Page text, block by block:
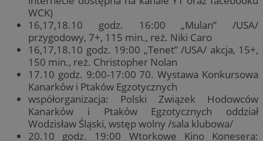
WCK)
16,17,18.10 godz. 16:00 „Mulan” /USA/
przygodowy, 7+, 115 min., reż. Niki Caro
16,17,18.10 godz. 19:00 „Tenet” /USA/ akcja, 15+,
150 min., reż. Christopher Nolan
17.10 godz. 9:00-17:00 70. Wystawa Konkursowa
Kanarków i Ptaków Egzotycznych
współorganizacja: Polski Związek Hodowców
Kanarków i Ptaków Egzotycznych oddział
Wodzisław Śląski, wstęp wolny /sala klubowa/
20.10 godz. 19:00 Wtorkowe Kino Konesera: